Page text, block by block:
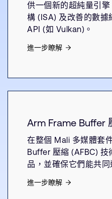
供一個新的超純量引
構 (ISA) 及改善的數據
API (如 Vulkan)。
進一步瞭解
Arm Frame Buffer
在整個 Mali 多媒體套
Buffer 壓縮 (AFBC) 技
品，並確保它們能共
進一步瞭解